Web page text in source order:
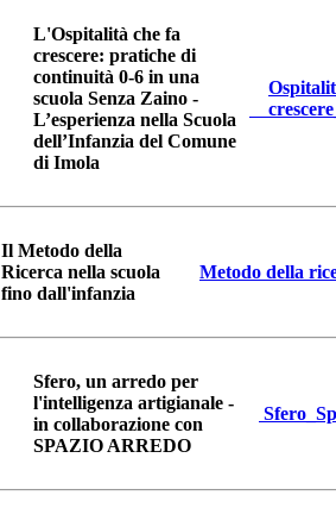
L'Ospitalità che fa
crescere: pratiche di
continuità 0-6 in una
scuola Senza Zaino -
L’esperienza nella Scuola
dell’Infanzia del Comune
di Imola
Il Metodo della
Ricerca nella scuola
fino dall'infanzia
Metodo della
Sfero, un arredo per
l'intelligenza artigianale -
in collaborazione con
SPAZIO ARREDO